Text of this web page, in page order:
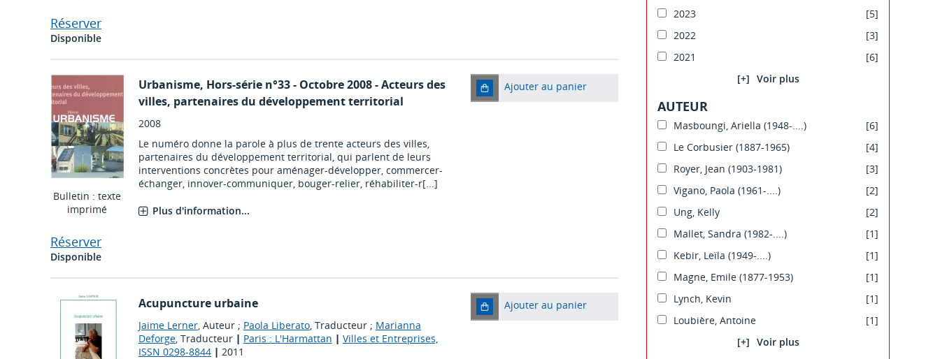
Réserver
Disponible
Bulletin : texte
imprimé
Urbanisme, Hors-série n°33 - Octobre 2008 - Acteurs des
villes, partenaires du développement territorial
2008
Le numéro donne la parole à plus de trente acteurs des villes,
partenaires du développement territorial, qui parlent de leurs
interventions concrètes pour aménager-développer, commercer-
échanger, innover-communiquer, bouger-relier, réhabiliter-r[...]
Plus d'information...
Ajouter au panier
Réserver
Disponible
Acupuncture urbaine
Jaime Lerner, Auteur ; Paola Liberato, Traducteur ; Marianna
Deforge, Traducteur | Paris : L'Harmattan | Villes et Entreprises,
ISSN 0298-8844| 2011
Ajouter au panier
2023
[5]
2022
[3]
2021
[6]
[+]
AUTEUR
Masboungi, Ariella (1948-....)
[6]
Le Corbusier (1887-1965)
[4]
Royer, Jean (1903-1981)
[3]
Vigano, Paola (1961-....)
[2]
Ung, Kelly
[2]
Mallet, Sandra (1982-....)
[1]
Kebir, Leïla (1949-....)
[1]
Magne, Emile (1877-1953)
[1]
Lynch, Kevin
[1]
Loubière, Antoine
[1]
[+]